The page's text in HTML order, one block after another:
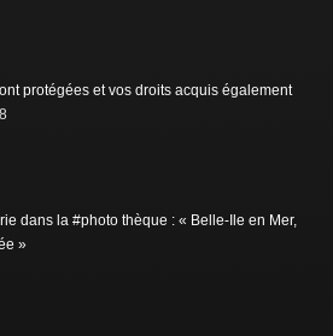
protégées et vos droits acquis également
dans la #photo thèque : « Belle-Ile en Mer,
»